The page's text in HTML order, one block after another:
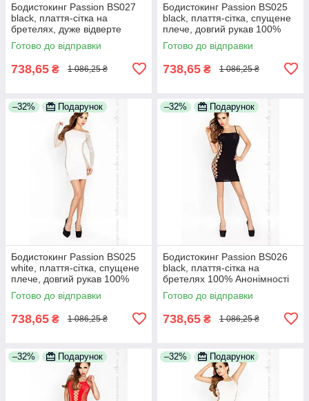
Бодистокинг Passion BS027
black, плаття-сітка на
бретелях, дуже відверте
100% Анонімності
Готово до відправки
738,65 ₴ 1 086,25 ₴
Бодистокинг Passion BS025
black, плаття-сітка, спущене
плече, довгий рукав 100%
Анонімності
Готово до відправки
738,65 ₴ 1 086,25 ₴
–32% Подарунок
Бодистокинг Passion BS025
white, плаття-сітка, спущене
плече, довгий рукав 100%
Анонімності
Готово до відправки
738,65 ₴ 1 086,25 ₴
–32% Подарунок
Бодистокинг Passion BS026
black, плаття-сітка на
бретелях 100% Анонімності
Готово до відправки
738,65 ₴ 1 086,25 ₴
–32% Подарунок –32% Подарунок